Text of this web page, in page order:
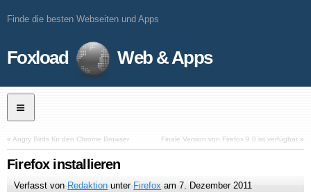
Finde die besten Webseiten und Apps
Foxload Web & Apps
« Angry Birds für den Chrome Browser Finale Version von Firefox 9.0 ist verfügbar »
Firefox installieren
Verfasst von Redaktion unter Firefox am7. Dezember 2011